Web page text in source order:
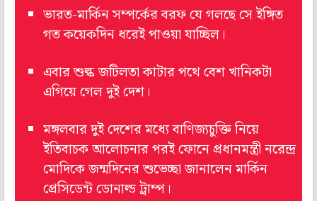
ভারত-মার্কিন সম্পর্কের বরফ যে গলছে সে ইঙ্গিত
গত কয়েকদিন ধরেই পাওয়া যাচ্ছিল।
এবার শুল্ক জটিলতা কাটার পথে বেশ খানিকটা
এগিয়ে গেল দুই দেশ।
মঙ্গলবার দুই দেশের মধ্যে বাণিজ্যচুক্তি নিয়ে
ইতিবাচক আলোচনার পরই ফোনে প্রধানমন্ত্রী নরেন্দ্র
মোদিকে জন্মদিনের শুভেচ্ছা জানালেন মার্কিন
প্রেসিডেন্ট ডোনাল্ড ট্রাম্প।